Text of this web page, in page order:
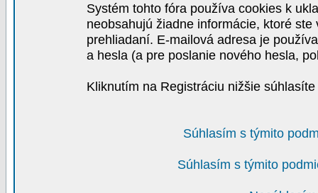
Systém tohto fóra používa cookies k
neobsahujú žiadne informácie, ktoré
prehliadaní. E-mailová adresa je
a hesla (a pre poslanie nového hesla,
Kliknutím na Registráciu nižšie
Súhlasím s týmito
Súhlasím s týmito